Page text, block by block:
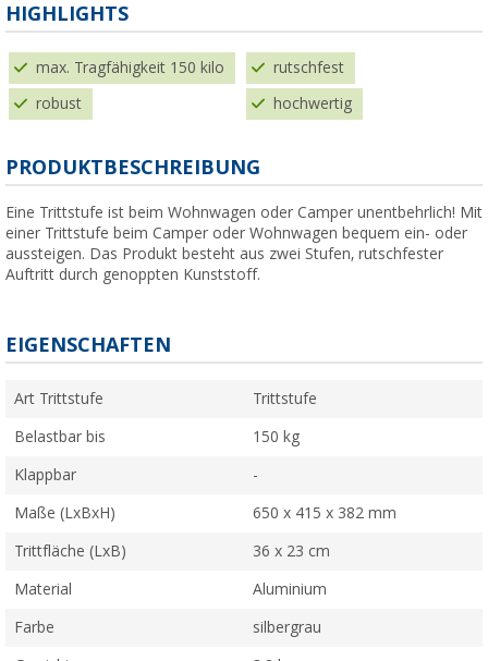
HIGHLIGHTS
max. Tragfähigkeit 150 kilo rutschfest
robust hochwertig
PRODUKTBESCHREIBUNG
Eine Trittstufe ist beim Wohnwagen oder Camper unentbehrlich! Mit
einer Trittstufe beim Camper oder Wohnwagen bequem ein- oder
aussteigen. Das Produkt besteht aus zwei Stufen, rutschfester
Auftritt durch genoppten Kunststoff.
EIGENSCHAFTEN
Art Trittstufe Trittstufe
Belastbar bis 150 kg
Klappbar -
Maße (LxBxH) 650 x 415 x 382 mm
Trittfläche (LxB) 36 x 23 cm
Material Aluminium
Farbe silbergrau